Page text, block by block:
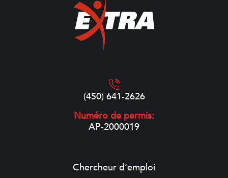
(450) 641-2626
Numéro de permis:
AP-2000019
Chercheur d’emploi